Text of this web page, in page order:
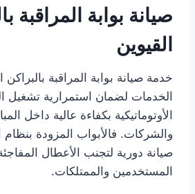
صيانة بوابة المراقبة
القيوين
خدمة صيانة بوابة المراقبة
الخدمات لضمان استمرارية تشغيل
الأوتوماتيكية بكفاءة عالية داخل
والشركات. فالأبواب المزودة بنظام
صيانة دورية لتجنب الأعطال
المستخدمين والممتلكات.